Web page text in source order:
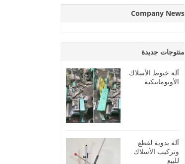
Company News
منتوجات جديدة
آلة خيوط الأسلاك
الأوتوماتيكية
آلة يدوية لقطع
وتركيب الأسلاك
للبيع